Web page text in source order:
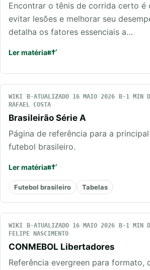
Encontrar o tênis de corrida certo é
evitar lesões e melhorar seu
detalha os fatores essenciais a…
Ler matéria
WIKI ATUALIZADO 16 MAIO 2026
1 MIN
RAFAEL COSTA
Brasileirão Série A
Página de referência para a
futebol brasileiro.
Ler matéria
Futebol brasileiro Tabelas
WIKI ATUALIZADO 16 MAIO 2026
1 MIN
FELIPE NASCIMENTO
CONMEBOL Libertadores
Referência evergreen para formato,